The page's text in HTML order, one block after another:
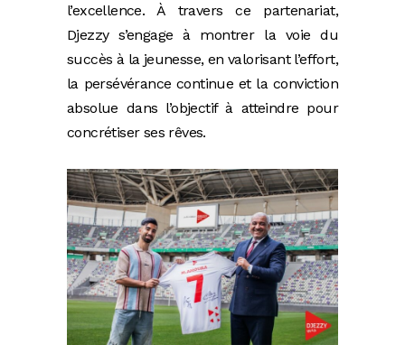
l’excellence. À travers ce partenariat,
Djezzy s’engage à montrer la voie du
succès à la jeunesse, en valorisant l’effort,
la persévérance continue et la conviction
absolue dans l’objectif à atteindre pour
concrétiser ses rêves.